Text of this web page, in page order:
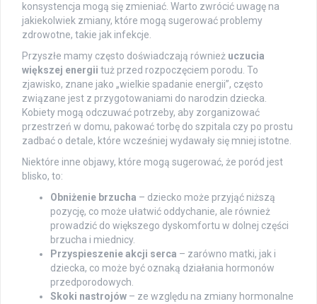
konsystencja mogą się zmieniać. Warto zwrócić uwagę na
jakiekolwiek zmiany, które mogą sugerować problemy
zdrowotne, takie jak infekcje.
Przyszłe mamy często doświadczają również uczucia
większej energii tuż przed rozpoczęciem porodu. To
zjawisko, znane jako „wielkie spadanie energii”, często
związane jest z przygotowaniami do narodzin dziecka.
Kobiety mogą odczuwać potrzeby, aby zorganizować
przestrzeń w domu, pakować torbę do szpitala czy po prostu
zadbać o detale, które wcześniej wydawały się mniej istotne.
Niektóre inne objawy, które mogą sugerować, że poród jest
blisko, to:
Obniżenie brzucha – dziecko może przyjąć niższą
pozycję, co może ułatwić oddychanie, ale również
prowadzić do większego dyskomfortu w dolnej części
brzucha i miednicy.
Przyspieszenie akcji serca – zarówno matki, jak i
dziecka, co może być oznaką działania hormonów
przedporodowych.
Skoki nastrojów – ze względu na zmiany hormonalne